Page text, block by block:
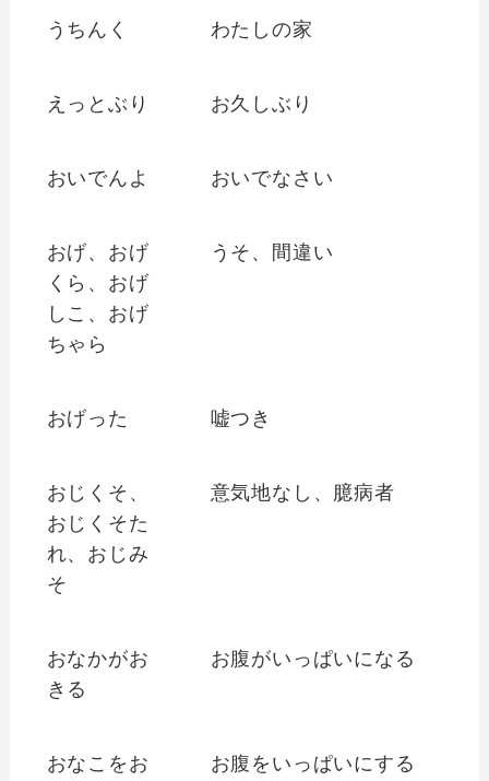
うちんく わたしの家
えっとぶり お久しぶり
おいでんよ おいでなさい
おげ、おげ
くら、おげ
しこ、おげ
ちゃら
うそ、間違い
おげった 嘘つき
おじくそ、
おじくそた
れ、おじみ
そ
意気地なし、臆病者
おなかがお
きる
お腹がいっぱいになる
おなこをお
お腹をいっぱいにする